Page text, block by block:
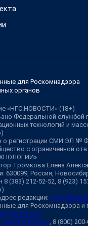
для Роскомнадзора
органов
«НГС.НОВОСТИ» (18+)
Федеральной службой
технологий и
о регистрации СМИ ЭЛ №
с ограниченной
Громкова Елена
630099, Россия,
8 (383) 212-52-52, 8 (923)
редакции:
для Роскомнадзора и
help@shkulev.ru , 8 (800)